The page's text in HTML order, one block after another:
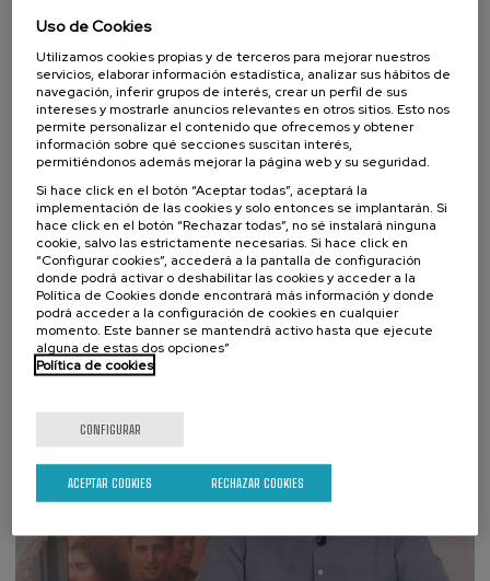
28. Oct, 2021
ETIQUETAS
NOTICIAS
Otras noticias de interés
Uso de Cookies
Utilizamos cookies propias y de terceros para mejorar nuestros
servicios, elaborar información estadística, analizar sus hábitos de
navegación, inferir grupos de interés, crear un perfil de sus
intereses y mostrarle anuncios relevantes en otros sitios. Esto nos
permite personalizar el contenido que ofrecemos y obtener
información sobre qué secciones suscitan interés,
permitiéndonos además mejorar la página web y su seguridad.
Si hace click en el botón “Aceptar todas”, aceptará la
implementación de las cookies y solo entonces se implantarán. Si
hace click en el botón “Rechazar todas”, no sé instalará ninguna
cookie, salvo las estrictamente necesarias. Si hace click en
“Configurar cookies”, accederá a la pantalla de configuración
donde podrá activar o deshabilitar las cookies y acceder a la
Política de Cookies donde encontrará más información y donde
podrá acceder a la configuración de cookies en cualquier
momento. Este banner se mantendrá activo hasta que ejecute
alguna de estas dos opciones”
Política de cookies
CONFIGURAR
RECHAZAR COOKIES
ACEPTAR COOKIES